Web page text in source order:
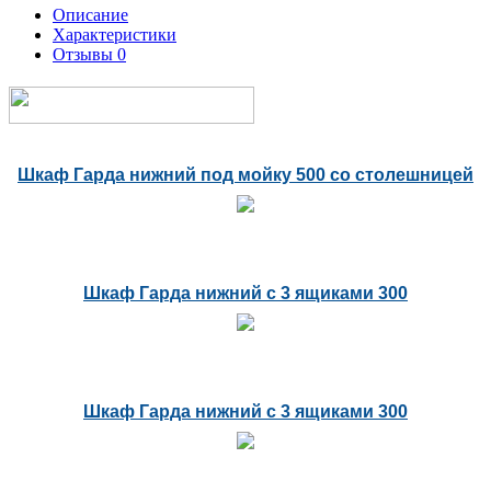
Описание
Характеристики
Отзывы 0
Шкаф Гарда нижний под мойку 500 со столешницей
Шкаф Гарда нижний с 3 ящиками 300
Шкаф Гарда нижний с 3 ящиками 300